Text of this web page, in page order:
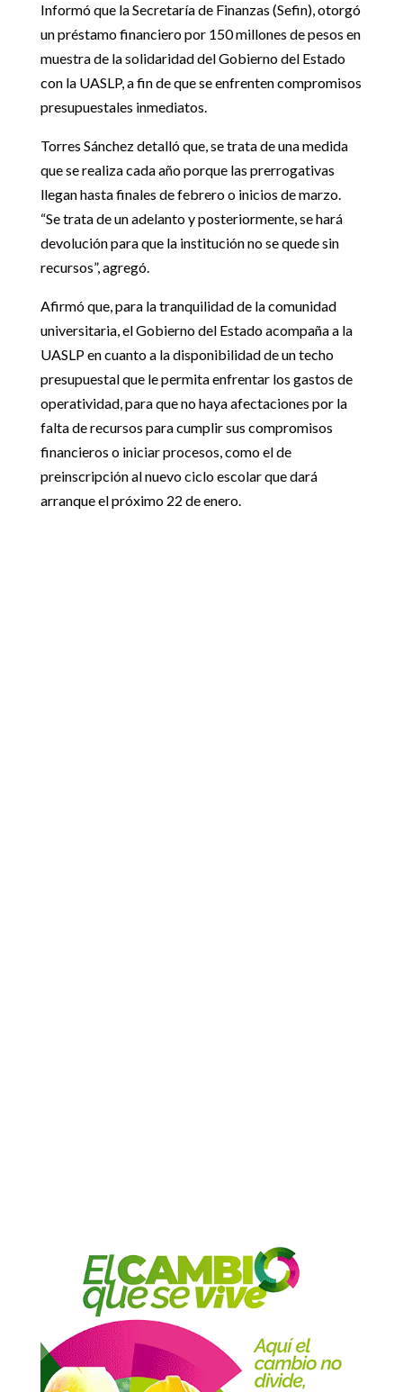
Informó que la Secretaría de Finanzas (Sefin), otorgó
un préstamo financiero por 150 millones de pesos en
muestra de la solidaridad del Gobierno del Estado
con la UASLP, a fin de que se enfrenten compromisos
presupuestales inmediatos.
Torres Sánchez detalló que, se trata de una medida
que se realiza cada año porque las prerrogativas
llegan hasta finales de febrero o inicios de marzo.
“Se trata de un adelanto y posteriormente, se hará
devolución para que la institución no se quede sin
recursos”, agregó.
Afirmó que, para la tranquilidad de la comunidad
universitaria, el Gobierno del Estado acompaña a la
UASLP en cuanto a la disponibilidad de un techo
presupuestal que le permita enfrentar los gastos de
operatividad, para que no haya afectaciones por la
falta de recursos para cumplir sus compromisos
financieros o iniciar procesos, como el de
preinscripción al nuevo ciclo escolar que dará
arranque el próximo 22 de enero.